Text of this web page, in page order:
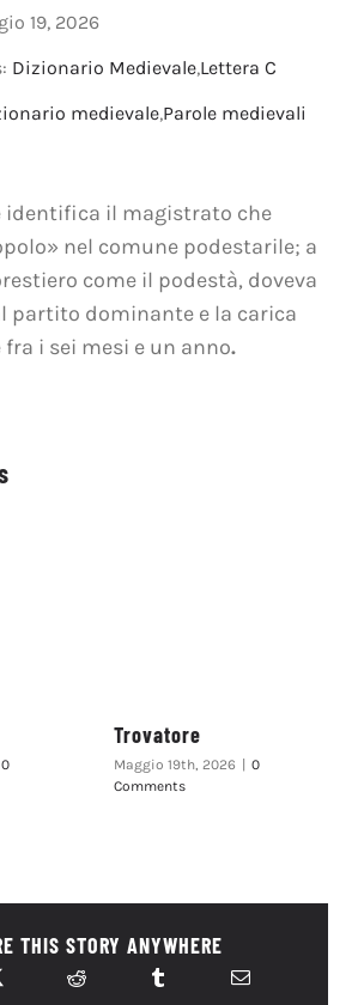
19, 2026
Dizionario Medievale,Lettera C
medievale,Parole medievali
identifica il magistrato che
nel comune podestarile; a
come il podestà, doveva
partito dominante e la carica
i sei mesi e un anno.
0
Trovatore
Maggio 19th, 2026
0
Comments
THIS STORY ANYWHERE